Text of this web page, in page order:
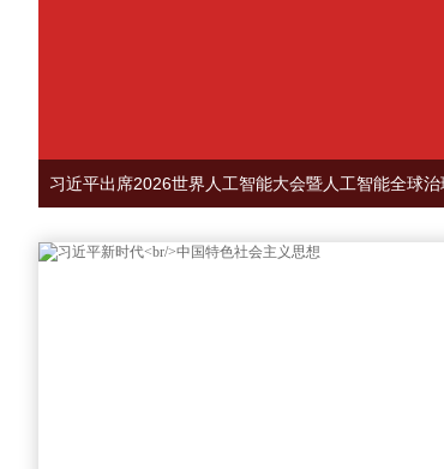
习近平出席2026世界人工智能大会暨人工智能全球